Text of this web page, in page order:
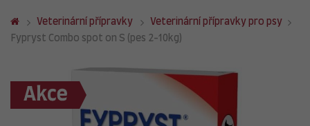
Veterinární přípravky
Veterinární přípravky pro psy
Fypryst Combo spot on S (pes 2-10kg)